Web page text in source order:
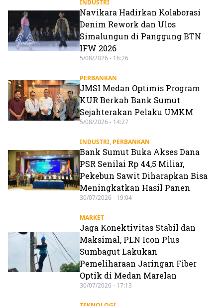
INDUSTRI
Navikara Hadirkan Kolaborasi
Denim Rework dan Ulos
Simalungun di Panggung BTN
IFW 2026
5/08/2026 - 16:26
PERBANKAN
JMSI Medan Optimis Program
KUR Berkah Bank Sumut
Sejahterakan Pelaku UMKM
5/08/2026 - 14:27
INDUSTRI, PERBANKAN
Bank Sumut Buka Akses Dana
PSR Senilai Rp 44,5 Miliar,
Pekebun Sawit Diharapkan Bisa
Meningkatkan Hasil Panen
30/07/2026 - 19:04
MARKET
Jaga Konektivitas Stabil dan
Maksimal, PLN Icon Plus
Sumbagut Lakukan
Pemeliharaan Jaringan Fiber
Optik di Medan Marelan
30/07/2026 - 17:13